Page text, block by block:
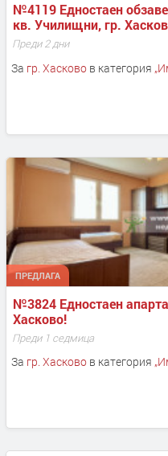
№4119 Едностаен
кв. Училищни, гр.
Преди 2 дни
За гр. Хасковов категория „
ПРЕДЛАГА
№3824 Едностаен
Хасково!
Преди 1 седмица
За гр. Хасковов категория „